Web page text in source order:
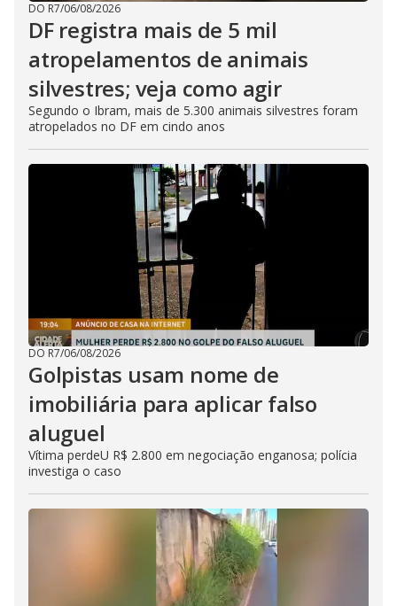
DO R7/06/08/2026
DF registra mais de 5 mil
atropelamentos de animais
silvestres; veja como agir
Segundo o Ibram, mais de 5.300 animais silvestres foram
atropelados no DF em cindo anos
DO R7/06/08/2026
Golpistas usam nome de
imobiliária para aplicar falso
aluguel
Vítima perdeU R$ 2.800 em negociação enganosa; polícia
investiga o caso